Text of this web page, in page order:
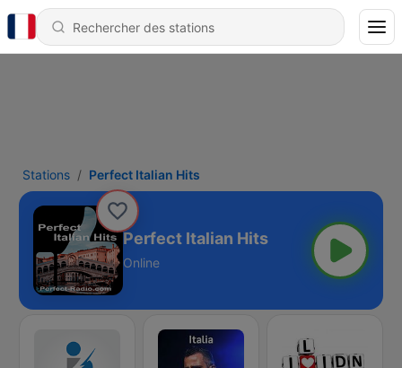
Stations Perfect Italian Hits
Perfect Italian Hits
Online